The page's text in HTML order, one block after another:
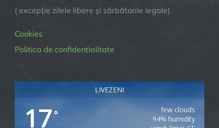
( excepţie zilele libere şi sărbătorile legale).
Cookies
Politica de confidentialitate
LIVEZENI
17°
few clouds
94% humidity